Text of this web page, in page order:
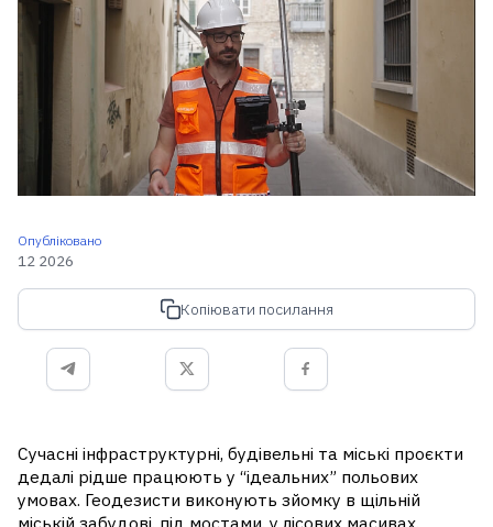
Опубліковано
12 2026
Копіювати посилання
Сучасні інфраструктурні, будівельні та міські проєкти
дедалі рідше працюють у “ідеальних” польових
умовах. Геодезисти виконують зйомку в щільній